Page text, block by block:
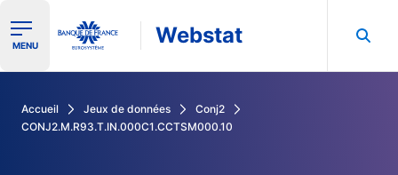
Ouvrir le menu de navigation
MENU Webstat
Accueil Jeux de données
Conj2
CONJ2.M.R93.T.IN.000C1.CCTSM000.10